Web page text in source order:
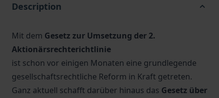
Description
Mit dem Gesetz zur Umsetzung der 2.
Aktionärsrechterichtlinie
ist schon vor einigen Monaten eine grundlegende
gesellschaftsrechtliche Reform in Kraft getreten.
Ganz aktuell schafft darüber hinaus das Gesetz über